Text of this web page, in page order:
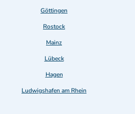
Göttingen
Rostock
Mainz
Lübeck
Hagen
Ludwigshafen am Rhein